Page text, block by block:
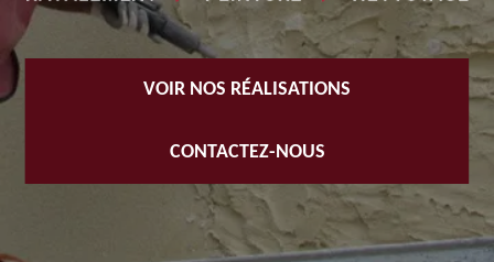
VOIR NOS RÉALISATIONS
CONTACTEZ-NOUS